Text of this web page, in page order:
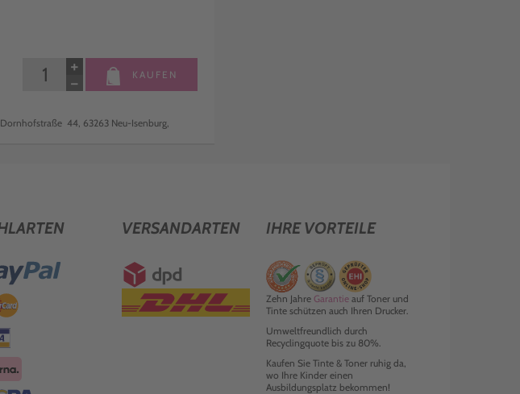
−
+ KAUFEN
44, 63263 Neu-Isenburg,
VERSANDARTEN IHRE VORTEILE
Zehn Jahre Garantieauf Toner und
Tinte schützen auch Ihren Drucker.
Umweltfreundlich durch
Recyclingquote bis zu 80%.
Kaufen Sie Tinte & Toner ruhig da,
wo Ihre Kinder einen
Ausbildungsplatz bekommen!